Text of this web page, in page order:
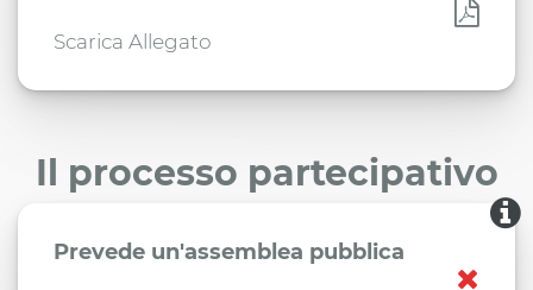
Scarica Allegato
Il processo partecipativo
Prevede un'assemblea pubblica